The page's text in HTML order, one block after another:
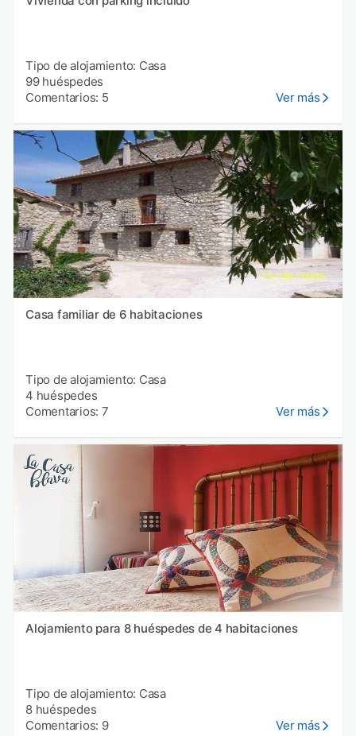
Tipo de alojamiento: Casa
99 huéspedes
Comentarios: 5
Ver más
Casa familiar de 6 habitaciones
Tipo de alojamiento: Casa
4 huéspedes
Comentarios: 7
Ver más
Alojamiento para 8 huéspedes de 4 habitaciones
Tipo de alojamiento: Casa
8 huéspedes
Comentarios: 9
Ver más